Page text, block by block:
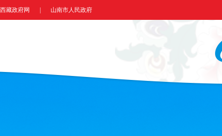
西藏政府网 山南市人民政府